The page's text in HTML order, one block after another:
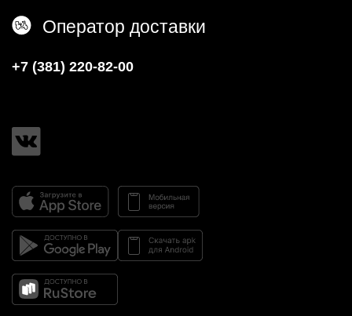
Оператор доставки
+7 (381) 220-82-00